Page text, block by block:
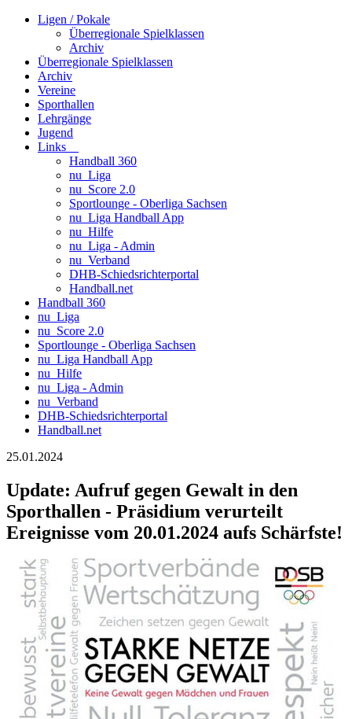
Ligen / Pokale
Überregionale Spielklassen
Archiv
Überregionale Spielklassen
Archiv
Vereine
Sporthallen
Lehrgänge
Jugend
Links
Handball 360
nu_Liga
nu_Score 2.0
Sportlounge - Oberliga Sachsen
nu_Liga Handball App
nu_Hilfe
nu_Liga - Admin
nu_Verband
DHB-Schiedsrichterportal
Handball.net
Handball 360
nu_Liga
nu_Score 2.0
Sportlounge - Oberliga Sachsen
nu_Liga Handball App
nu_Hilfe
nu_Liga - Admin
nu_Verband
DHB-Schiedsrichterportal
Handball.net
25.01.2024
Update: Aufruf gegen Gewalt in den
Sporthallen - Präsidium verurteilt
Ereignisse vom 20.01.2024 aufs Schärfste!